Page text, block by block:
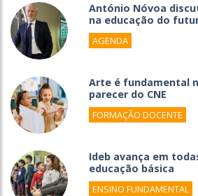
António Nóvoa
na educação do
AGENDA
Arte é fundamental
parecer do CNE
FORMAÇÃO DOCENTE
Ideb avança em
educação básica
ENSINO FUNDAMENTAL